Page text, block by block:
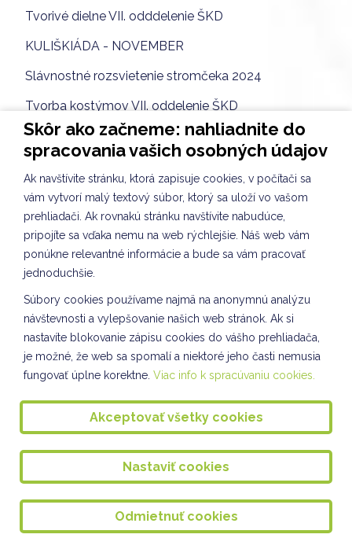
Tvorivé dielne VII. odddelenie ŠKD
KULIŠKIÁDA - NOVEMBER
Slávnostné rozsvietenie stromčeka 2024
Tvorba kostýmov VII. oddelenie ŠKD
Príprava adventu na škole
Spoločnosť a príroda II. oddelenie ŠKD
Svetový deň pozdravov VIII. oddelenie ŠKD
Vianočné tvorenie VII. oddelenie ŠKD
Kuliškáčik číta deťom I. oddelenie ŠKD
Kuliškáčik číta deťom IV. oddelenie a III. oddelenie ŠKD
Knižničné pexeso - V. a VII. oddelenie ŠKD
Kuliškáčik číta deťom VIII. oddelenie ŠKD
Vianočné pozdravy VIII. oddelenie ŠKD
Vianočné ozdoby VIII. oddelenie ŠKD
Spoločnosť a príroda IV. oddelenie ŠKD
SLÁVNOSŤ SVETIELOK
Skôr ako začneme: nahliadnite do
spracovania vašich osobných údajov
Ak navštívite stránku, ktorá zapisuje cookies, v počítači sa
vám vytvorí malý textový súbor, ktorý sa uloží vo vašom
prehliadači. Ak rovnakú stránku navštívite nabudúce,
pripojíte sa vďaka nemu na web rýchlejšie. Náš web vám
ponúkne relevantné informácie a bude sa vám pracovať
jednoduchšie.
Súbory cookies používame najmä na anonymnú analýzu
návštevnosti a vylepšovanie našich web stránok. Ak si
nastavíte blokovanie zápisu cookies do vášho prehliadača,
je možné, že web sa spomalí a niektoré jeho časti nemusia
fungovať úplne korektne. Viac info k spracúvaniu cookies.
Akceptovať všetky cookies
Nastaviť cookies
Odmietnuť cookies